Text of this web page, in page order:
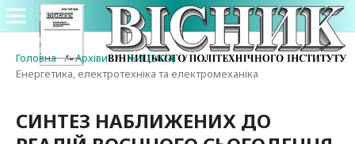
Головна / Архіви / № 1 (2024) /
Енергетика, електротехніка та електромеханіка
СИНТЕЗ НАБЛИЖЕНИХ ДО